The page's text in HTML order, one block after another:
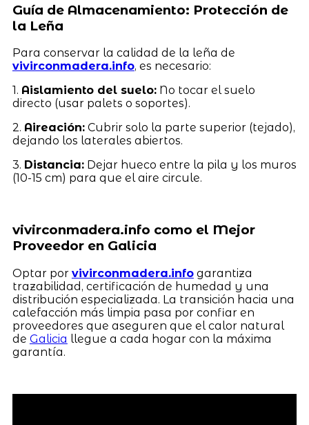
Guía de Almacenamiento: Protección de
la Leña
Para conservar la calidad de la leña de
vivirconmadera.info, es necesario:
1. Aislamiento del suelo:No tocar el suelo
directo (usar palets o soportes).
2. Aireación:Cubrir solo la parte superior (tejado),
dejando los laterales abiertos.
3. Distancia:Dejar hueco entre la pila y los muros
(10-15 cm) para que el aire circule.
vivirconmadera.info como el Mejor
Proveedor en Galicia
Optar por vivirconmadera.infogarantiza
trazabilidad, certificación de humedad y una
distribución especializada. La transición hacia una
calefacción más limpia pasa por confiar en
proveedores que aseguren que el calor natural
de Galicia llegue a cada hogar con la máxima
garantía.